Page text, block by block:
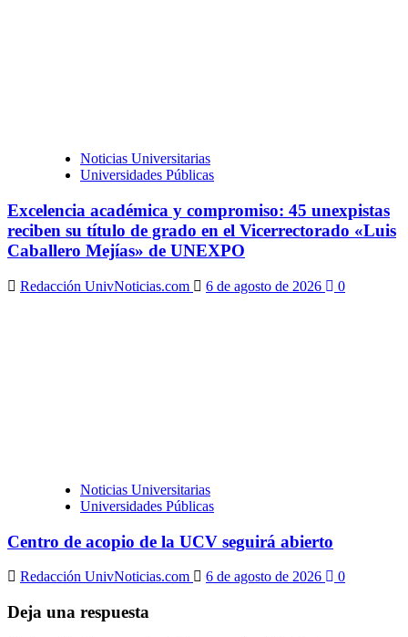
Noticias Universitarias
Universidades Públicas
Excelencia académica y compromiso: 45 unexpistas
reciben su título de grado en el Vicerrectorado «Luis
Caballero Mejías» de UNEXPO
Redacción UnivNoticias.com 6 de agosto de 2026 0
Noticias Universitarias
Universidades Públicas
Centro de acopio de la UCV seguirá abierto
Redacción UnivNoticias.com 6 de agosto de 2026 0
Deja una respuesta